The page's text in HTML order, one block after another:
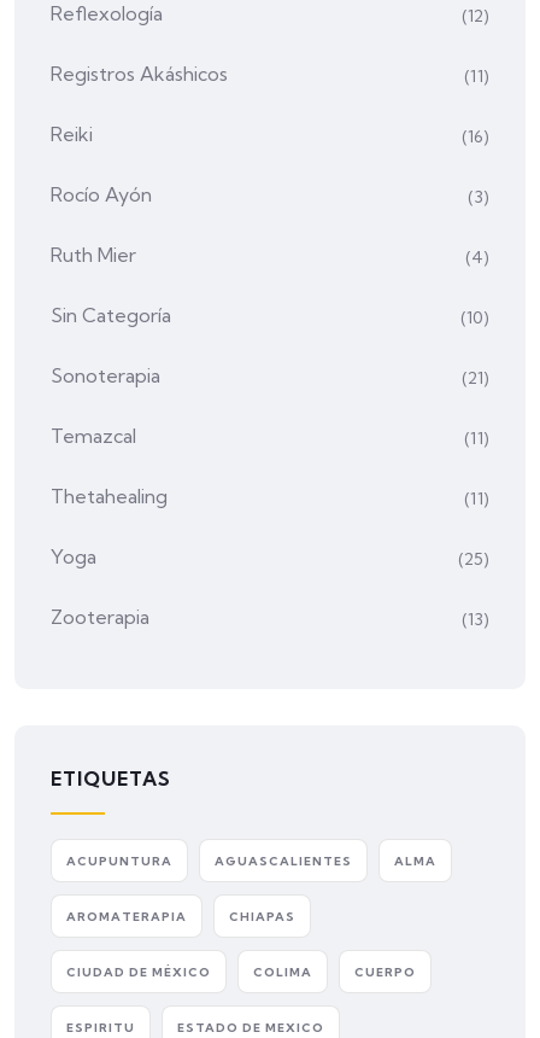
Reflexología (12)
Registros Akáshicos (11)
Reiki (16)
Rocío Ayón (3)
Ruth Mier (4)
Sin Categoría (10)
Sonoterapia (21)
Temazcal (11)
Thetahealing (11)
Yoga (25)
Zooterapia (13)
ETIQUETAS
ACUPUNTURA AGUASCALIENTES ALMA
AROMATERAPIA CHIAPAS
CIUDAD DE MÉXICO COLIMA CUERPO
ESPIRITU ESTADO DE MEXICO